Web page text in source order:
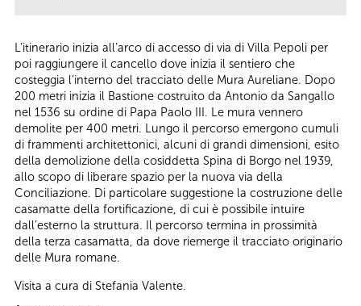
L’itinerario inizia all’arco di accesso di via di Villa Pepoli per
poi raggiungere il cancello dove inizia il sentiero che
costeggia l’interno del tracciato delle Mura Aureliane. Dopo
200 metri inizia il Bastione costruito da Antonio da Sangallo
nel 1536 su ordine di Papa Paolo III. Le mura vennero
demolite per 400 metri. Lungo il percorso emergono cumuli
di frammenti architettonici, alcuni di grandi dimensioni, esito
della demolizione della cosiddetta Spina di Borgo nel 1939,
allo scopo di liberare spazio per la nuova via della
Conciliazione. Di particolare suggestione la costruzione delle
casamatte della fortificazione, di cui è possibile intuire
dall’esterno la struttura. Il percorso termina in prossimità
della terza casamatta, da dove riemerge il tracciato originario
delle Mura romane.
Visita a cura di Stefania Valente.